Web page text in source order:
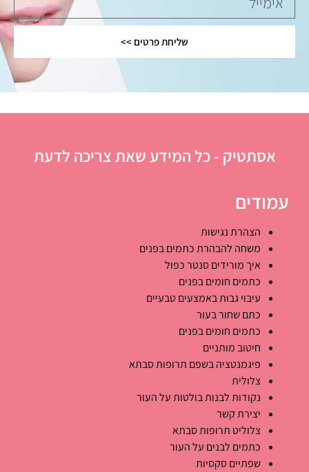
שליחת פרטים >>
אסתטיק - כל המידע שאת צריכה לדעת
עמודים
הצהרת נגישות
משחה להבהרת כתמים בפנים
איך מורידים סנטר כפול
כתמים חומים בפנים
עיבוי גבות באמצעים טבעיים
כתם שחור בעור
כתמים חומים בפנים
חיטוב מותניים
פיגמנטציה בשפם תרופות סבתא
צלולית
נקודות לבנות בולטות על העור
יצירת קשר
צלוליט תרופות סבתא
כתמים לבנים על העור
שפתיים סקסיות